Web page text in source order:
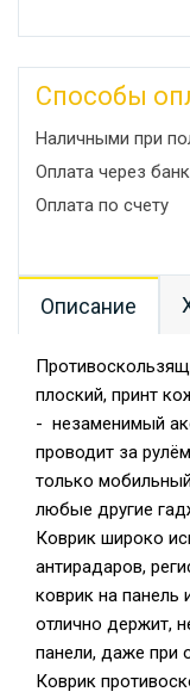
Способы
Наличными при
Оплата через банк
Оплата по счету
Описание
плоский, принт
- незаменимый
проводит за
только
любые другие
Коврик широко
антирадаров,
коврик на панель
отлично держит,
панели, даже при
Коврик